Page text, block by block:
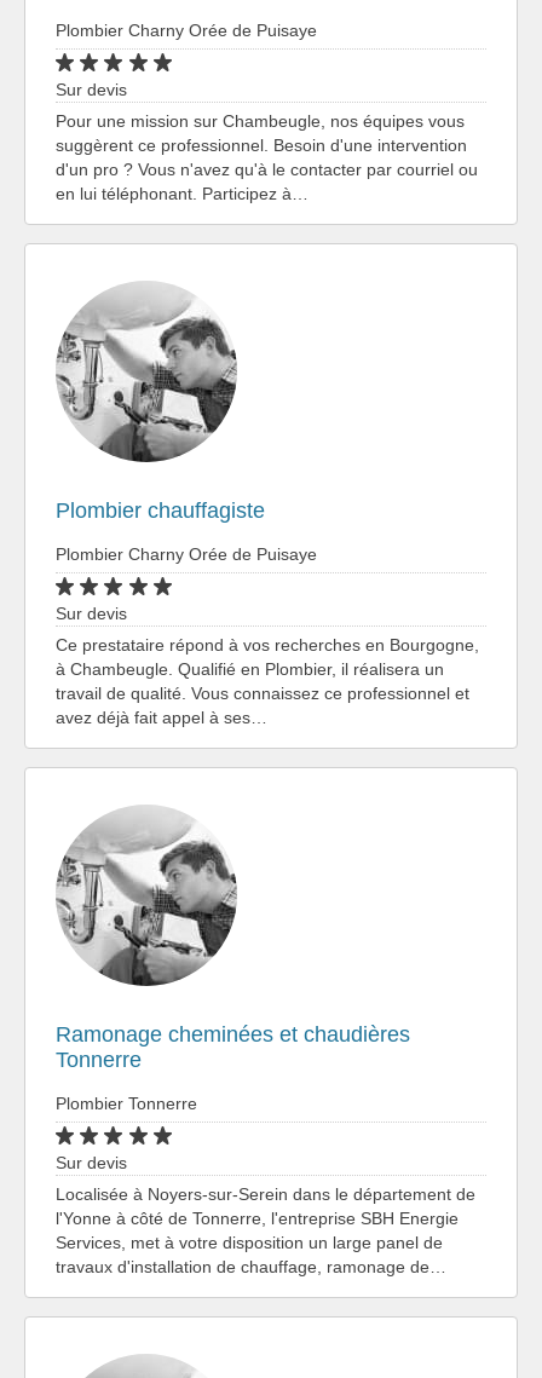
Plombier Charny Orée de Puisaye
Sur devis
Pour une mission sur Chambeugle, nos équipes vous
suggèrent ce professionnel. Besoin d'une intervention
d'un pro ? Vous n'avez qu'à le contacter par courriel ou
en lui téléphonant. Participez à…
Plombier chauffagiste
Plombier Charny Orée de Puisaye
Sur devis
Ce prestataire répond à vos recherches en Bourgogne,
à Chambeugle. Qualifié en Plombier, il réalisera un
travail de qualité. Vous connaissez ce professionnel et
avez déjà fait appel à ses…
Ramonage cheminées et chaudières
Tonnerre
Plombier Tonnerre
Sur devis
Localisée à Noyers-sur-Serein dans le département de
l'Yonne à côté de Tonnerre, l'entreprise SBH Energie
Services, met à votre disposition un large panel de
travaux d'installation de chauffage, ramonage de…